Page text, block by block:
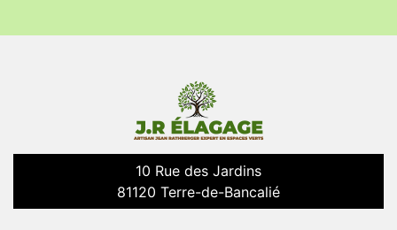
10 Rue des Jardins
81120 Terre-de-Bancalié